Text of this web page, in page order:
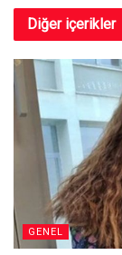
Diğer içerikler
GENEL